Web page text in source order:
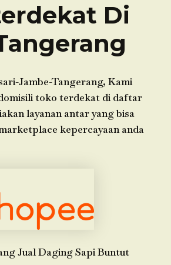
Di
Jambe-Tangerang, Kami
toko terdekat di daftar
layanan antar yang bisa
kepercayaan anda
Jual Daging Sapi Buntut